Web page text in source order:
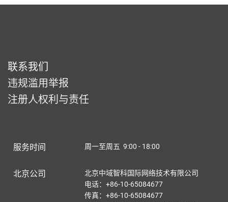
联系我们
违规滥用举报
注册人权利与责任
服务时间 周一至周五 9:00 - 18:00
北京公司
北京中域智科国际网络技术有限公司
电话：+86-10-65084677
传真：+86-10-65084677